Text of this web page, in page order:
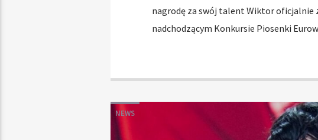
nagrodę za swój talent Wiktor oficjalnie
nadchodzącym Konkursie Piosenki
NEWS